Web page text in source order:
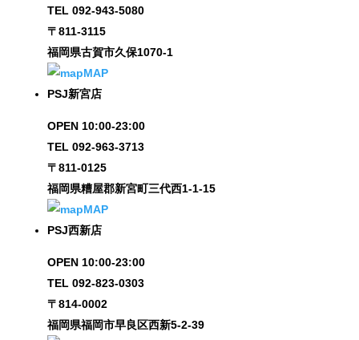
TEL 092-943-5080
〒811-3115
福岡県古賀市久保1070-1
MAP
PSJ新宮店
OPEN 10:00-23:00
TEL 092-963-3713
〒811-0125
福岡県糟屋郡新宮町三代西1-1-15
MAP
PSJ西新店
OPEN 10:00-23:00
TEL 092-823-0303
〒814-0002
福岡県福岡市早良区西新5-2-39